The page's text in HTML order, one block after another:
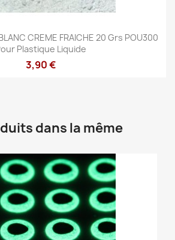
CREME FRAICHE 20 Grs POU300
Plastique Liquide
3,90 €
dans la même